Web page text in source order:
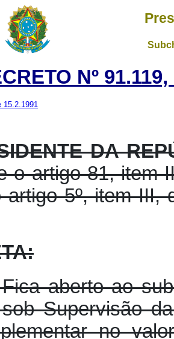
Nº
15.2.1991
DA
o artigo 81, item
artigo 5º, item III,
aberto ao
Supervisão
no